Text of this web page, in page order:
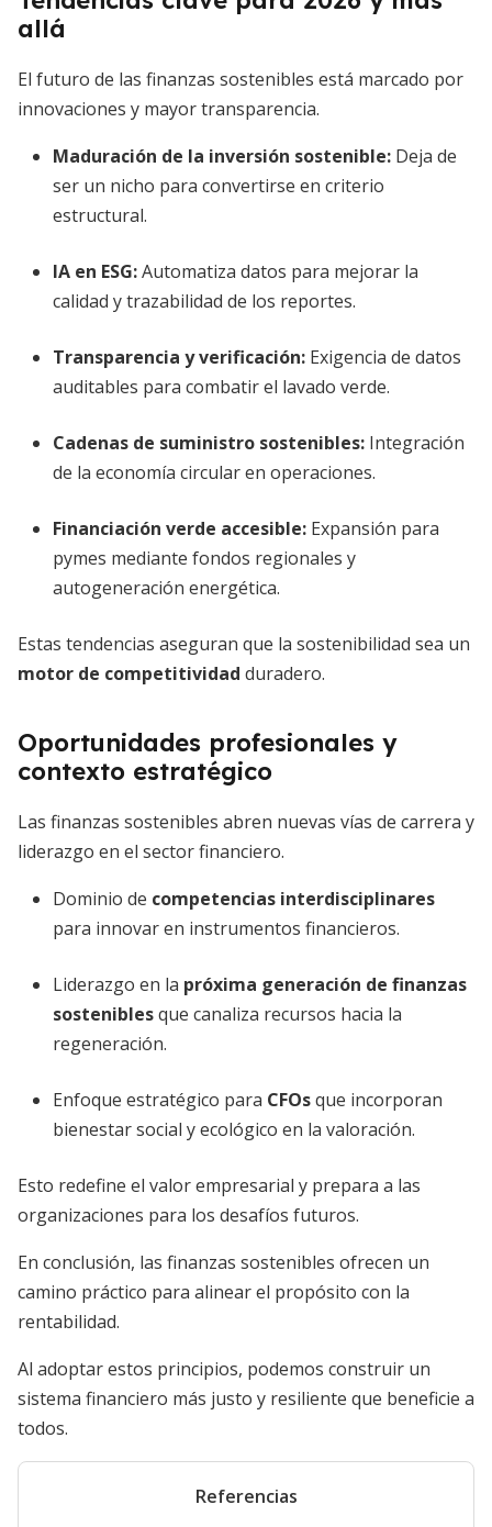
allá
El futuro de las finanzas sostenibles está marcado por
innovaciones y mayor transparencia.
Maduración de la inversión sostenible: Deja de
ser un nicho para convertirse en criterio
estructural.
IA en ESG:Automatiza datos para mejorar la
calidad y trazabilidad de los reportes.
Transparencia y verificación: Exigencia de datos
auditables para combatir el lavado verde.
Cadenas de suministro sostenibles: Integración
de la economía circular en operaciones.
Financiación verde accesible: Expansión para
pymes mediante fondos regionales y
autogeneración energética.
Estas tendencias aseguran que la sostenibilidad sea un
motor de competitividad duradero.
Oportunidades profesionales y
contexto estratégico
Las finanzas sostenibles abren nuevas vías de carrera y
liderazgo en el sector financiero.
Dominio de competencias interdisciplinares
para innovar en instrumentos financieros.
Liderazgo en la próxima generación de finanzas
sosteniblesque canaliza recursos hacia la
regeneración.
Enfoque estratégico para CFOsque incorporan
bienestar social y ecológico en la valoración.
Esto redefine el valor empresarial y prepara a las
organizaciones para los desafíos futuros.
En conclusión, las finanzas sostenibles ofrecen un
camino práctico para alinear el propósito con la
rentabilidad.
Al adoptar estos principios, podemos construir un
sistema financiero más justo y resiliente que beneficie a
todos.
Referencias